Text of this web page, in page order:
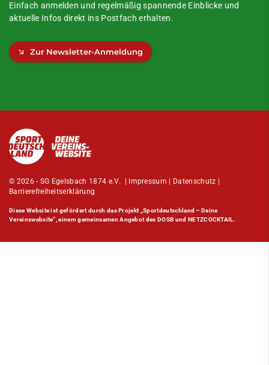
Einfach anmelden und regelmäßig spannende Einblicke und
aktuelle Infos direkt ins Postfach erhalten.
Zur Newsletter-Anmeldung
© 2026 - SG Egelsbach 1874 e.V. | Impressum Datenschutz
Barrierefreiheitserklärung
Diese Website ist gefördert durch das Projekt„Sportdeutschland – Deine
Vereinswebsite”, einem gemeinsamen Angebot des DOSB und NETZCOCKTAIL.